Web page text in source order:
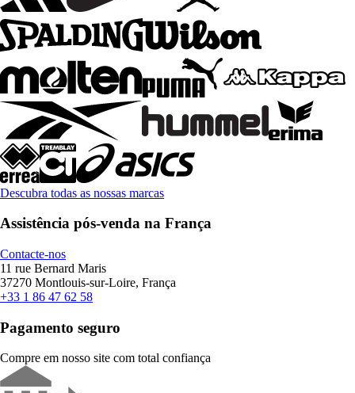
Descubra todas as nossas marcas
Assistência pós-venda na França
Contacte-nos
11 rue Bernard Maris
37270 Montlouis-sur-Loire, França
+33 1 86 47 62 58
Pagamento seguro
Compre em nosso site com total confiança